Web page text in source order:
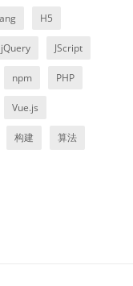
H5
jQuery JScript
npm PHP
Vue.js
构建 算法